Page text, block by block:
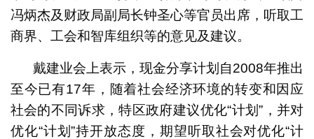
冯炳杰及财政局副局长钟圣心等官员出席，听取工
商界、工会和智库组织等的意见及建议。
戴建业会上表示，现金分享计划自2008年推出
至今已有17年，随着社会经济环境的转变和因应
社会的不同诉求，特区政府建议优化“计划”，并对
优化“计划”持开放态度，期望听取社会对优化“计